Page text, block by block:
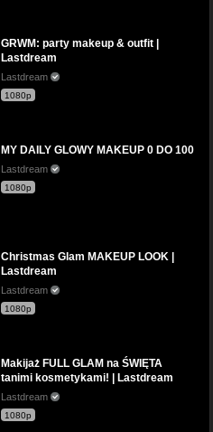
GRWM: party makeup & outfit |
Lastdream
Lastdream
1080p
MY DAILY GLOWY MAKEUP 0 DO 100
Lastdream
1080p
Christmas Glam MAKEUP LOOK |
Lastdream
Lastdream
1080p
Makijaż FULL GLAM na ŚWIĘTA
tanimi kosmetykami! | Lastdream
Lastdream
1080p